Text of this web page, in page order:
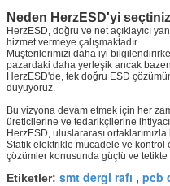
Neden HerzESD'yi
HerzESD, doğru ve net açıklayıcı
hizmet vermeye çalışmaktadır.
Müşterilerimizi daha iyi
pazardaki daha yerleşik ancak
HerzESD'de, tek doğru ESD
duyuyoruz.
Bu vizyona devam etmek için her
üreticilerine ve tedarikçilerine
HerzESD, uluslararası
Statik elektrikle mücadele ve kontrol
çözümler konusunda güçlü ve tetikte
Etiketler: smt dergi rafı , pcb